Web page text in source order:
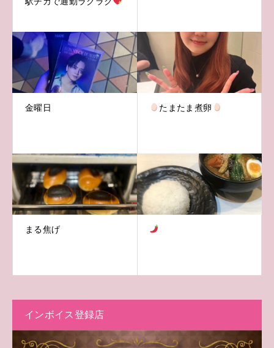
金曜日 たまたま煮卵
まる焦げ
インボイス登録店